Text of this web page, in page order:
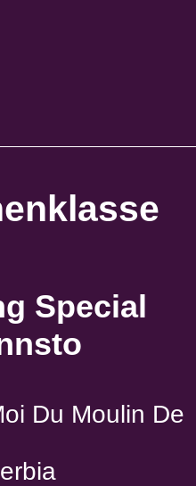
Special
Du Moulin De